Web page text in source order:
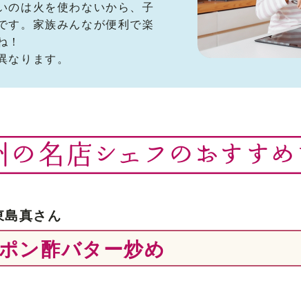
のは火を使わないから、子
す。家族みんなが便利で楽
！
なります。
真さん
ン酢バター炒め